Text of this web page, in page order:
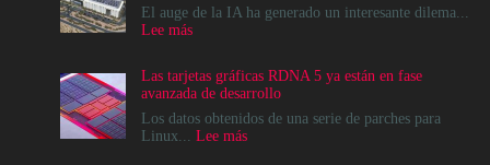
El auge de la IA ha generado un interesante dilema...
Lee más:
infraestructuras
de
IA
que
Las tarjetas gráficas RDNA 5 ya están en fase
avanzada de desarrollo
Los datos obtenidos de una serie de parches para
Linux... Lee más: